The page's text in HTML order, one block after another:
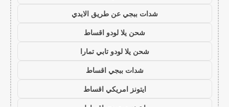
شدات ببجي عن طريق الايدي
شحن يلا لودو اقساط
شحن يلا لودو تابي تمارا
شدات ببجي اقساط
ايتونز امريكي اقساط